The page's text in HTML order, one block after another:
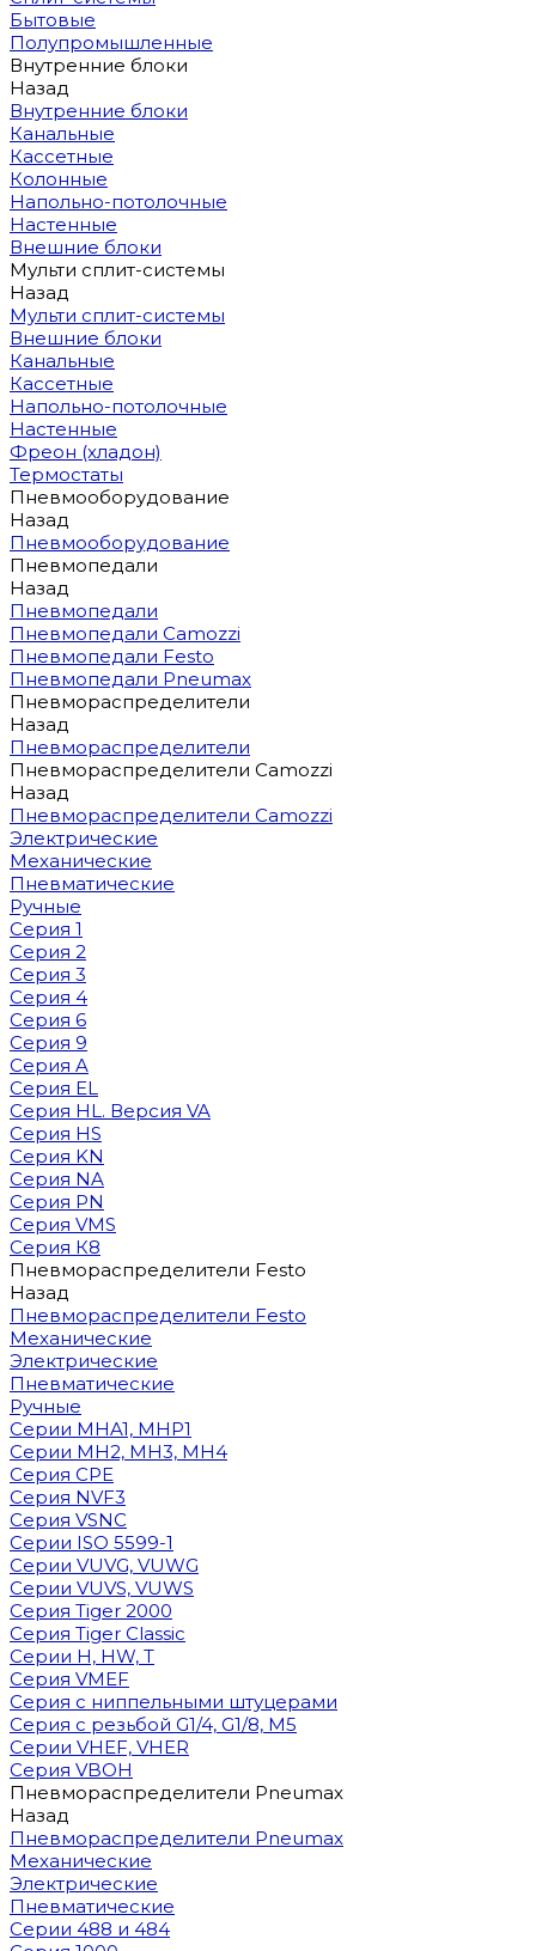
Бытовые
Полупромышленные
Внутренние блоки
Назад
Внутренние блоки
Канальные
Кассетные
Колонные
Напольно-потолочные
Настенные
Внешние блоки
Мульти сплит-системы
Назад
Мульти сплит-системы
Внешние блоки
Канальные
Кассетные
Напольно-потолочные
Настенные
Фреон (хладон)
Термостаты
Пневмооборудование
Назад
Пневмооборудование
Пневмопедали
Назад
Пневмопедали
Пневмопедали Camozzi
Пневмопедали Festo
Пневмопедали Pneumax
Пневмораспределители
Назад
Пневмораспределители
Пневмораспределители Camozzi
Назад
Пневмораспределители Camozzi
Электрические
Механические
Пневматические
Ручные
Серия 1
Серия 2
Серия 3
Серия 4
Серия 6
Серия 9
Серия A
Серия EL
Серия HL. Версия VA
Серия HS
Серия KN
Серия NA
Серия PN
Серия VMS
Серия К8
Пневмораспределители Festo
Назад
Пневмораспределители Festo
Механические
Электрические
Пневматические
Ручные
Cерии MHA1, MHP1
Cерии MH2, MH3, MH4
Cерия CPE
Серия NVF3
Серия VSNC
Серии ISO 5599-1
Серии VUVG, VUWG
Серии VUVS, VUWS
Серия Tiger 2000
Серия Tiger Classic
Серии H, HW, T
Серия VMEF
Серия с ниппельными штуцерами
Серия с резьбой G1/4, G1/8, М5
Серии VHEF, VHER
Серия VBOH
Пневмораспределители Pneumax
Назад
Пневмораспределители Pneumax
Механические
Электрические
Пневматические
Серии 488 и 484